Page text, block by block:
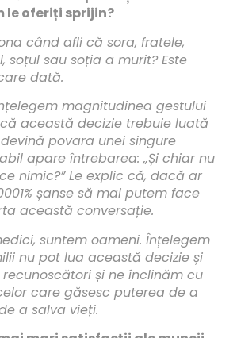
le oferiți sprijin?
când afli că sora, fratele,
soțul sau soția a murit? Este
dată.
magnitudinea gestului
această decizie trebuie luată
povara unei singure
apare întrebarea: „Și chiar nu
nimic?” Le explic că, dacă ar
șanse să mai putem face
această conversație.
suntem oameni. Înțelegem
nu pot lua această decizie și
și ne înclinăm cu
care găsesc puterea de a
a salva vieți.